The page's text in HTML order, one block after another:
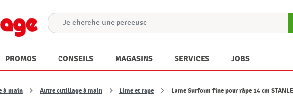
PROMOS CONSEILS MAGASINS SERVICES JOBS
à main Autre outillage à main Lime et rape Lame Surform fine pour râpe 14 cm